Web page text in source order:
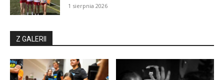
1 sierpnia 2026
Z GALERII